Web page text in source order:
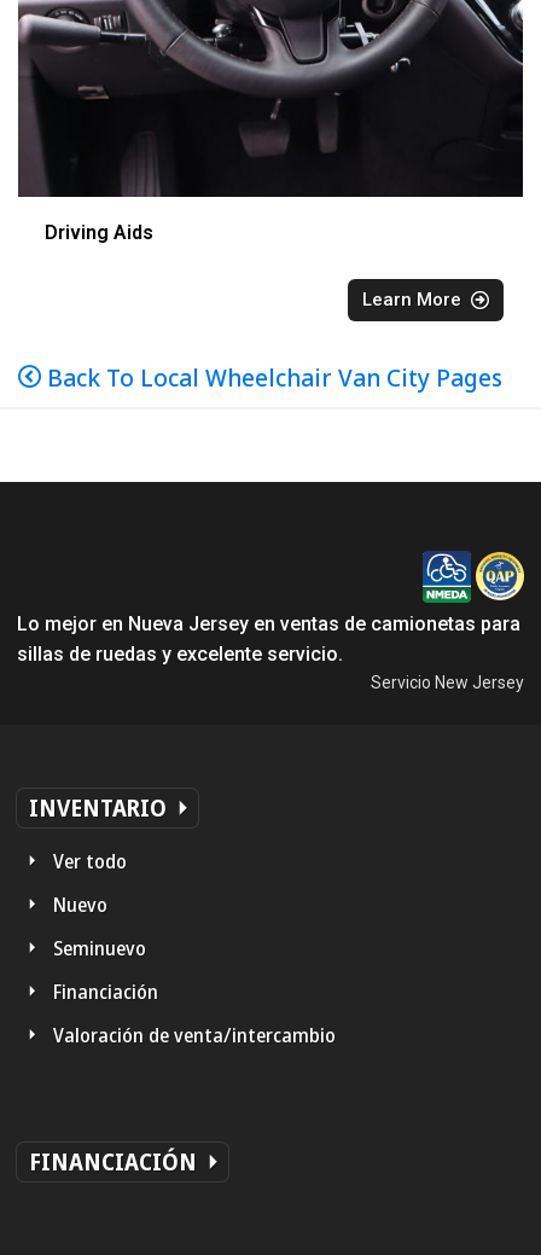
Driving Aids
Learn More
Back To Local Wheelchair Van City Pages
Lo mejor en Nueva Jersey en ventas de camionetas para
sillas de ruedas y excelente servicio.
Servicio New Jersey
INVENTARIO
Ver todo
Nuevo
Seminuevo
Financiación
Valoración de venta/intercambio
FINANCIACIÓN